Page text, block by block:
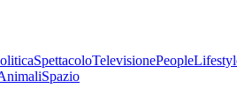
SpettacoloTelevisionePeople
Spazio